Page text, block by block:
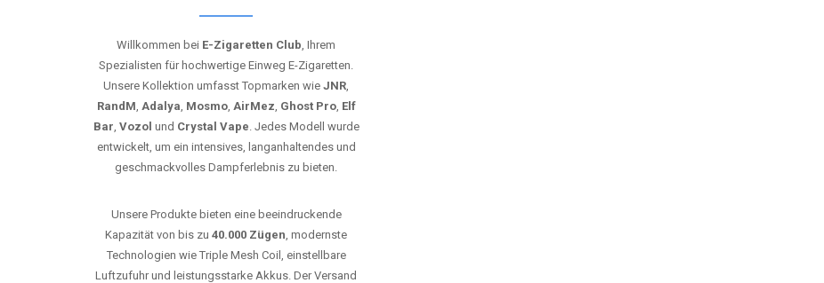
Willkommen bei E-Zigaretten Club, Ihrem
Spezialisten für hochwertige Einweg E-Zigaretten.
Unsere Kollektion umfasst Topmarken wie JNR,
RandM, Adalya, Mosmo, AirMez, Ghost Pro, Elf
Bar, Vozol und Crystal Vape. Jedes Modell wurde
entwickelt, um ein intensives, langanhaltendes und
geschmackvolles Dampferlebnis zu bieten.
Unsere Produkte bieten eine beeindruckende
Kapazität von bis zu 40.000 Zügen, modernste
Technologien wie Triple Mesh Coil, einstellbare
Luftzufuhr und leistungsstarke Akkus. Der Versand